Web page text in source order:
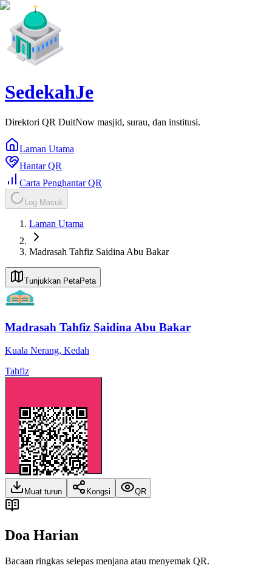
SedekahJe
Direktori QR DuitNow masjid, surau, dan institusi.
Laman Utama
Hantar QR
Carta Penghantar QR
Log Masuk
Laman Utama
Madrasah Tahfiz Saidina Abu Bakar
Tunjukkan PetaPeta
Madrasah Tahfiz Saidina Abu Bakar
Kuala Nerang, Kedah
Tahfiz
Muat turun Kongsi QR
Doa Harian
Bacaan ringkas selepas menjana atau menyemak QR.